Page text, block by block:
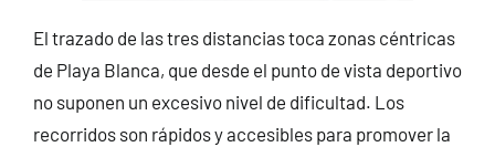
El trazado de las tres distancias toca zonas céntricas
de Playa Blanca, que desde el punto de vista deportivo
no suponen un excesivo nivel de dificultad. Los
recorridos son rápidos y accesibles para promover la